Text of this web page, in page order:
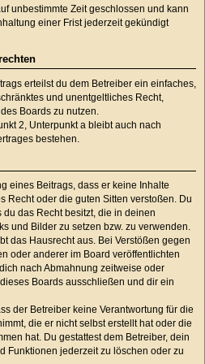
unbestimmte Zeit geschlossen und kann
einer Frist jederzeit gekündigt
erteilst du dem Betreiber ein einfaches,
und unentgeltliches Recht,
Boards zu nutzen.
2, Unterpunkt a bleibt auch nach
bestehen.
eines Beitrags, dass er keine Inhalte
Recht oder die guten Sitten verstoßen. Du
das Recht besitzt, die in deinen
und Bilder zu setzen bzw. zu verwenden.
das Hausrecht aus. Bei Verstößen gegen
oder anderer im Board veröffentlichten
nach Abmahnung zeitweise oder
Boards ausschließen und dir ein
der Betreiber keine Verantwortung für die
die er nicht selbst erstellt hat oder die
hat. Du gestattest dem Betreiber, dein
Funktionen jederzeit zu löschen oder zu